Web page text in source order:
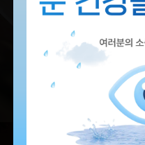
교육과정